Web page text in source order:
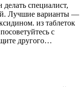
специалист,
Лучшие варианты —
из таблеток
с
другого…